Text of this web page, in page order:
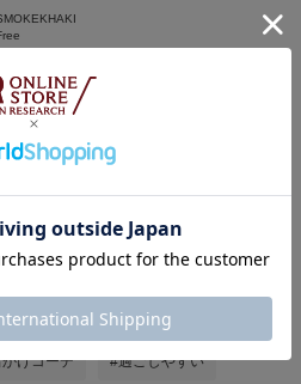
ムをまとめ買い
タグ
けコーデ #過ごしやすい